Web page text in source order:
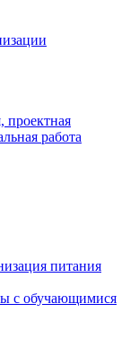
проектная
работа
питания
с обучающимися